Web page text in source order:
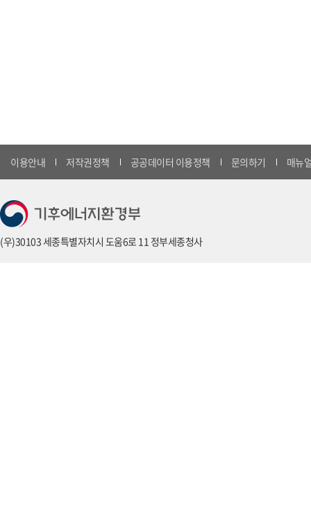
이용안내 저작권정책 공공데이터 이용정책 문의하기 매뉴
(우)30103 세종특별자치시 도움6로 11 정부세종청사